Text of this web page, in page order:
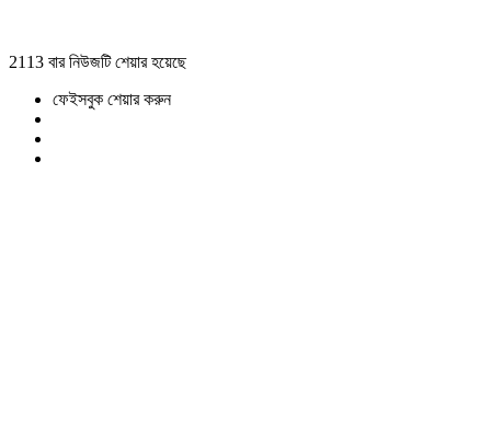
2113 বার নিউজটি শেয়ার হয়েছে
ফেইসবুক শেয়ার করুন